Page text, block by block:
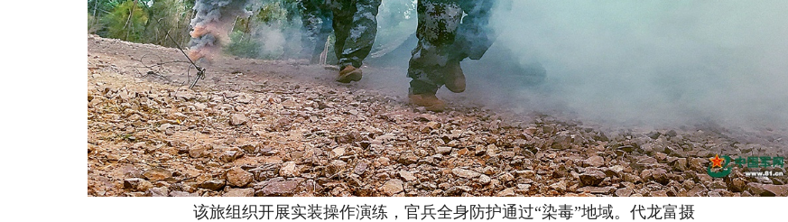
该旅组织开展实装操作演练，官兵全身防护通过“染毒”地域。代龙富摄